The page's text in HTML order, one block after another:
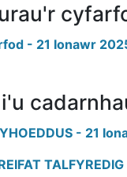
- 21 Ionawr
- 21